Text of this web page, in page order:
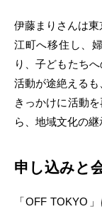
伊藤まりさんは
江町へ移住し、
り、子どもたち
活動が途絶える
きっかけに活動
ら、地域文化の継
申し込みと
「OFF TOKYO